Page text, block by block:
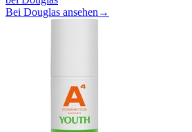
Bei Douglas ansehen →